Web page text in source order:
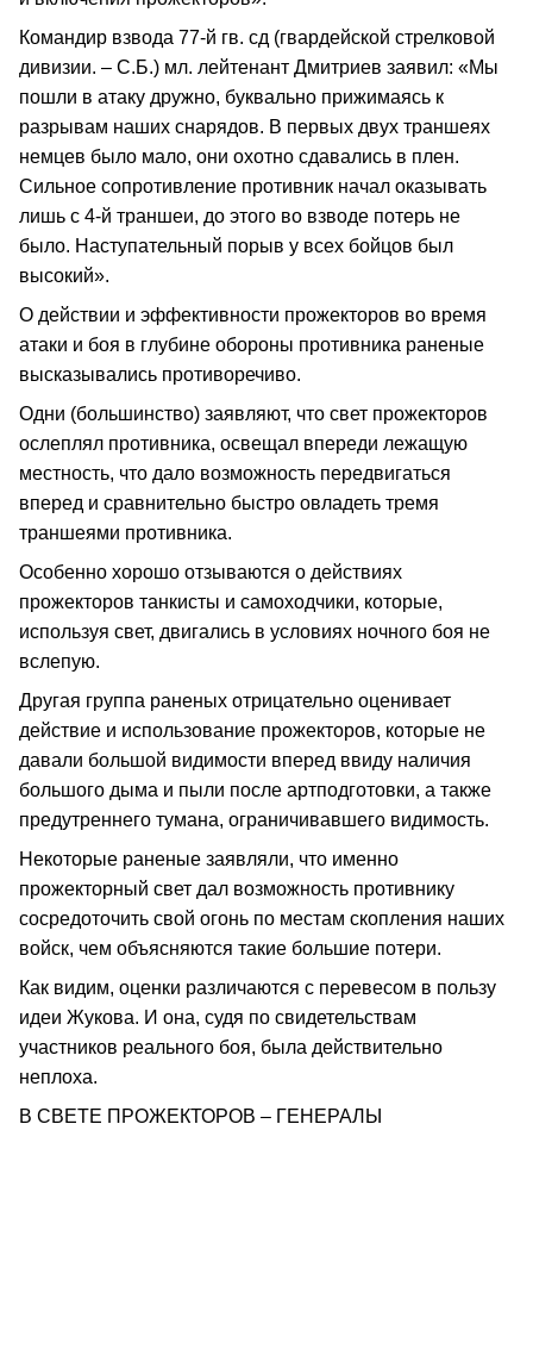
Командир взвода 77-й гв. сд (гвардейской стрелковой
дивизии. – С.Б.) мл. лейтенант Дмитриев заявил: «Мы
пошли в атаку дружно, буквально прижимаясь к
разрывам наших снарядов. В первых двух траншеях
немцев было мало, они охотно сдавались в плен.
Сильное сопротивление противник начал оказывать
лишь с 4-й траншеи, до этого во взводе потерь не
было. Наступательный порыв у всех бойцов был
высокий».
О действии и эффективности прожекторов во время
атаки и боя в глубине обороны противника раненые
высказывались противоречиво.
Одни (большинство) заявляют, что свет прожекторов
ослеплял противника, освещал впереди лежащую
местность, что дало возможность передвигаться
вперед и сравнительно быстро овладеть тремя
траншеями противника.
Особенно хорошо отзываются о действиях
прожекторов танкисты и самоходчики, которые,
используя свет, двигались в условиях ночного боя не
вслепую.
Другая группа раненых отрицательно оценивает
действие и использование прожекторов, которые не
давали большой видимости вперед ввиду наличия
большого дыма и пыли после артподготовки, а также
предутреннего тумана, ограничивавшего видимость.
Некоторые раненые заявляли, что именно
прожекторный свет дал возможность противнику
сосредоточить свой огонь по местам скопления наших
войск, чем объясняются такие большие потери.
Как видим, оценки различаются с перевесом в пользу
идеи Жукова. И она, судя по свидетельствам
участников реального боя, была действительно
неплоха.
В СВЕТЕ ПРОЖЕКТОРОВ – ГЕНЕРАЛЫ